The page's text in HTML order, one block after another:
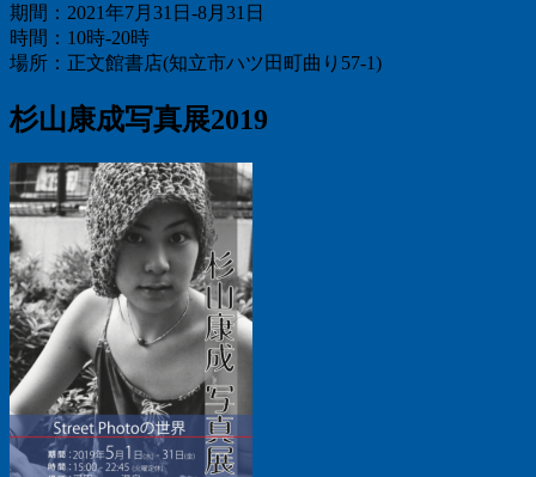
期間：2021年7月31日-8月31日
時間：10時-20時
場所：正文館書店(知立市ハツ田町曲り57-1)
杉山康成写真展2019